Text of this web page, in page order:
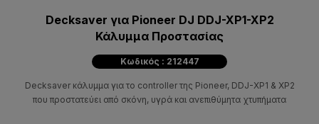
Decksaver για Pioneer DJ DDJ-XP1-XP2
Κάλυμμα Προστασίας
Κωδικός : 212447
Decksaver κάλυμμα για το controller της Pioneer, DDJ-XP1 & XP2
που προστατεύει από σκόνη, υγρά και ανεπιθύμητα χτυπήματα